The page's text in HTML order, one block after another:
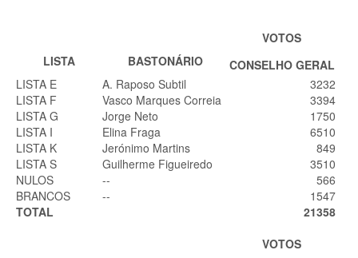
VOTOS
LISTA
BASTONÁRIO
CONSELHO GERAL
LISTA E
A. Raposo Subtil
3232
LISTA F
Vasco Marques Correia
3394
LISTA G
Jorge Neto
1750
LISTA I
Elina Fraga
6510
LISTA K
Jerónimo Martins
849
LISTA S
Guilherme Figueiredo
3510
NULOS
--
566
BRANCOS
--
1547
TOTAL
21358
VOTOS